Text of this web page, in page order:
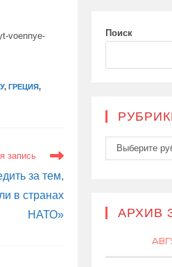
voennye-
, ГРЕЦИЯ,
запись
за тем,
в странах
НАТО»
Поиск
Рубрики
Выберите
АРХИВ